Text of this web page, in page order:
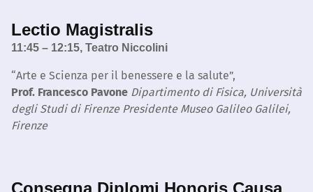
Lectio Magistralis
11:45 – 12:15, Teatro Niccolini
“Arte e Scienza per il benessere e la salute”,
Prof. Francesco Pavone Dipartimento di Fisica, Università
degli Studi di Firenze Presidente Museo Galileo Galilei,
Firenze